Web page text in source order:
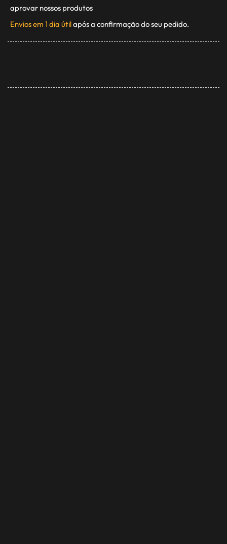
aprovar nossos produtos
Envios em 1 dia útilapós a confirmação do seu pedido.